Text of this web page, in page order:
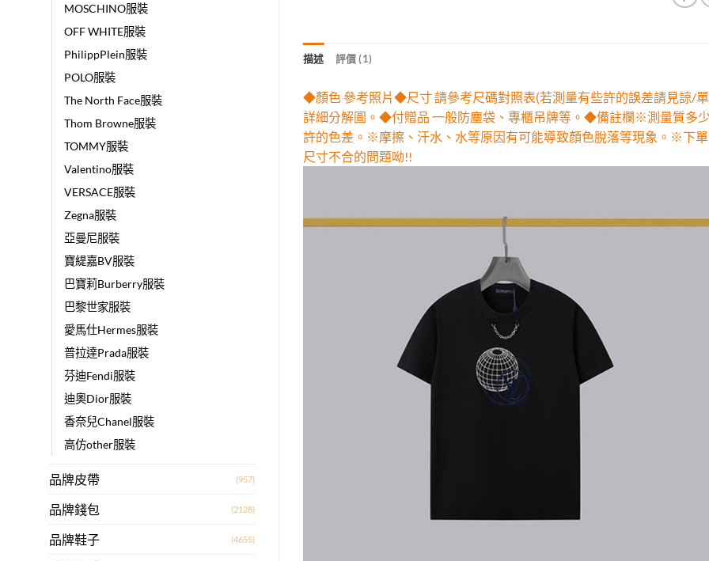
MOSCHINO服裝
OFF WHITE服裝
PhilippPlein服裝
POLO服裝
The North Face服裝
Thom Browne服裝
TOMMY服裝
Valentino服裝
VERSACE服裝
Zegna服裝
亞曼尼服裝
寶緹嘉BV服裝
巴寶莉Burberry服裝
巴黎世家服裝
愛馬仕Hermes服裝
普拉達Prada服裝
芬迪Fendi服裝
迪奧Dior服裝
香奈兒Chanel服裝
高仿other服裝
品牌皮帶 (957)
品牌錢包 (2128)
品牌鞋子 (4655)
描述 評價 (1)
◆顏色 參考照片◆尺寸 請參考尺碼對照表(若測量有些許的誤差請見諒/
詳細分解圖。◆付贈品 一般防塵袋、專櫃吊牌等。◆備註欄※測量質多
許的色差。※摩擦、汗水、水等原因有可能導致顏色脫落等現象。※下
尺寸不合的問題呦!!